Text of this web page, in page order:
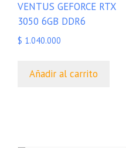
VENTUS GEFORCE RTX
3050 6GB DDR6
$ 1.040.000
Añadir al carrito